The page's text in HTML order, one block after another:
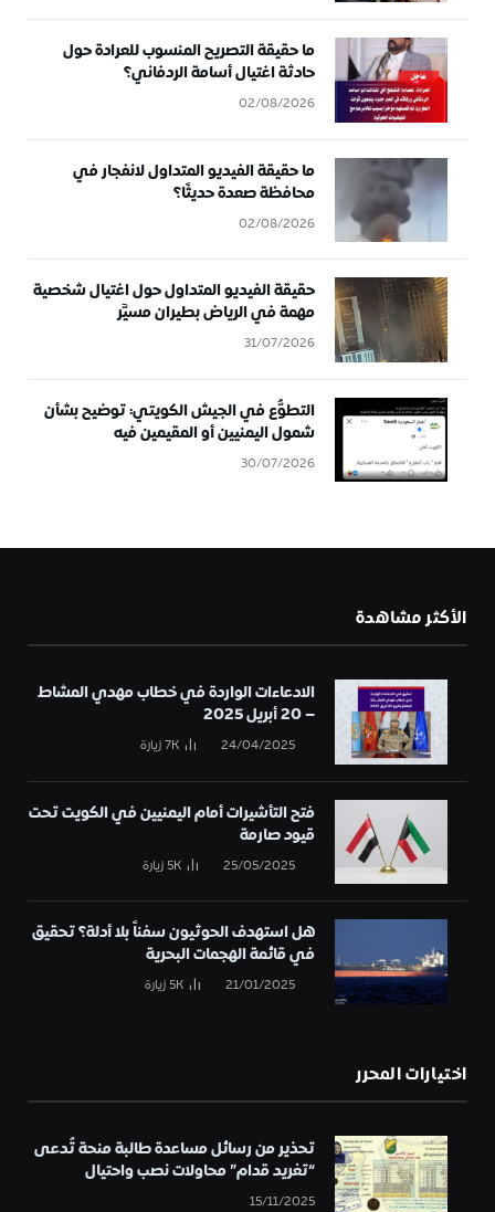
ما حقيقة التصريح المنسوب للعرادة حول
حادثة اغتيال أسامة الردفاني؟
02/08/2026
ما حقيقة الفيديو المتداول لانفجار في
محافظة صعدة حديثًا؟
02/08/2026
حقيقة الفيديو المتداول حول اغتيال شخصية
مهمة في الرياض بطيران مسيَّر
31/07/2026
التطوُّع في الجيش الكويتي: توضيح بشأن
شمول اليمنيين أو المقيمين فيه
30/07/2026
الأكثر مشاهدة
الادعاءات الواردة في خطاب مهدي المشاط
– 20 أبريل 2025
24/04/2025
7Kزيارة
فتح التأشيرات أمام اليمنيين في الكويت تحت
قيود صارمة
25/05/2025
5Kزيارة
هل استهدف الحوثيون سفناً بلا أدلة؟ تحقيق
في قائمة الهجمات البحرية
21/01/2025
5Kزيارة
اختيارات المحرر
تحذير من رسائل مساعدة طالبة منحة تُدعى
“تغريد قدام” محاولات نصب واحتيال
15/11/2025